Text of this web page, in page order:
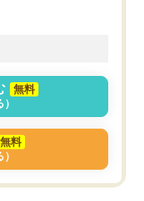
無料
無料